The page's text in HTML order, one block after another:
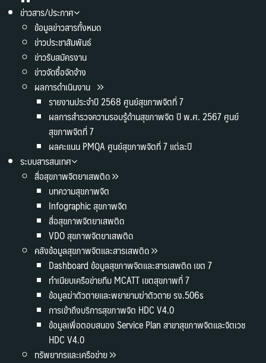
ข่าวสาร/ประกาศ
ข้อมูลข่าวสารทั้งหมด
ข่าวประชาสัมพันธ์
ข่าวรับสมัครงาน
ข่าวจัดซื้อจัดจ้าง
ผลการดำเนินงาน
รายงานประจำปี 2568 ศูนย์สุขภาพจิตที่ 7
ผลการสำรวจความรอบรู้ด้านสุขภาพจิต ปี พ.ศ. 2567 ศูนย์
สุขภาพจิตที่ 7
ผลคะแนน PMQA ศูนย์สุขภาพจิตที่ 7 แต่ละปี
ระบบสารสนเทศ
สื่อสุขภาพจิตยาเสพติด
บทความสุขภาพจิต
Infographic สุขภาพจิต
สื่อสุขภาพจิตยาเสพติด
VDO สุขภาพจิตยาเสพติด
คลังข้อมูลสุขภาพจิตและสารเสพติด
Dashboard ข้อมูลสุขภาพจิตและสารเสพติด เขต 7
ทำเนียบเครือข่ายทีม MCATT เขตสุขภาพที่ 7
ข้อมูลฆ่าตัวตายและพยายามฆ่าตัวตาย รง.506s
การเข้าถึงบริการสุขภาพจิต HDC V4.0
ข้อมูลเพื่อตอบสนอง Service Plan สาขาสุขภาพจิตและจิตเวช
HDC V4.0
ทรัพยากรและเครือข่าย